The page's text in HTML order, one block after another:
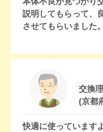
説明してもらって、
させてもらいました。
交換
(京都
快適に使っています